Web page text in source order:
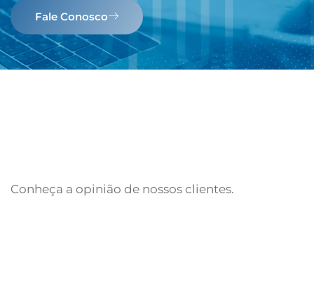
Fale Conosco
Conheça a opinião de nossos clientes.